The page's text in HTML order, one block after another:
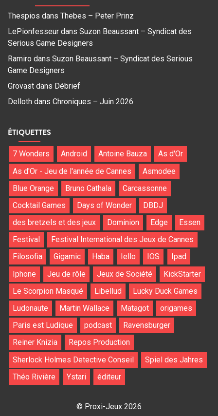
Thespios dans Thebes – Peter Prinz
LePionfesseur dans Suzon Beaussant – Syndicat des
Serious Game Designers
Ramiro dans Suzon Beaussant – Syndicat des Serious
Game Designers
Grovast dans Débrief
Delloth dans Chroniques – Juin 2026
ÉTIQUETTES
7 Wonders Android Antoine Bauza
As d'Or
As d'Or - Jeu de l'année de Cannes
Asmodee
Blue Orange
Bruno Cathala
Carcassonne
Cocktail Games
Days of Wonder
DBDJ
des bretzels et des jeux
Dominion Edge
Essen
Festival
Festival International des Jeux de Cannes
Filosofia
Gigamic Haba Iello IOS
Ipad
Iphone
Jeu de rôle Jeux de Société
KickStarter
Le Scorpion Masqué
Libellud
Lucky Duck Games
Ludonaute
Martin Wallace Matagot
origames
Paris est Ludique
podcast
Ravensburger
Reiner Knizia
Repos Production
Sherlock Holmes Detective Conseil
Spiel des Jahres
Théo Rivière
Ystari éditeur
© Proxi-Jeux 2026